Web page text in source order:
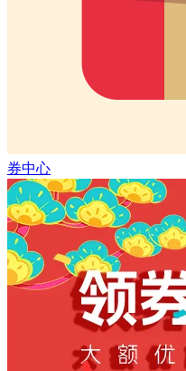
券中心